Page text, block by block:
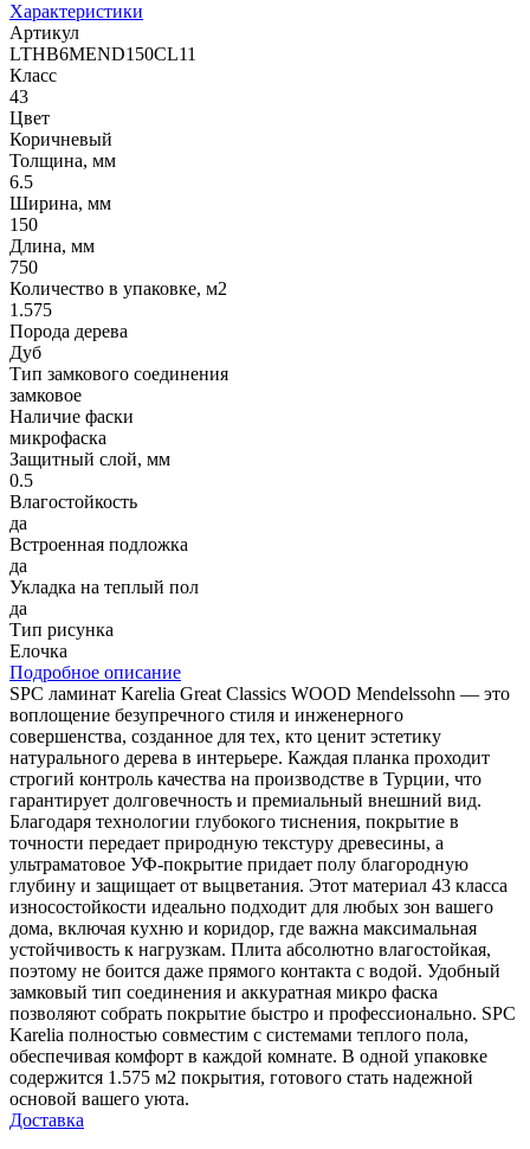
Характеристики
Артикул
LTHB6MEND150CL11
Класс
43
Цвет
Коричневый
Толщина, мм
6.5
Ширина, мм
150
Длина, мм
750
Количество в упаковке, м2
1.575
Порода дерева
Дуб
Тип замкового соединения
замковое
Наличие фаски
микрофаска
Защитный слой, мм
0.5
Влагостойкость
да
Встроенная подложка
да
Укладка на теплый пол
да
Тип рисунка
Елочка
Подробное описание
SPC ламинат Karelia Great Classics WOOD Mendelssohn — это
воплощение безупречного стиля и инженерного
совершенства, созданное для тех, кто ценит эстетику
натурального дерева в интерьере. Каждая планка проходит
строгий контроль качества на производстве в Турции, что
гарантирует долговечность и премиальный внешний вид.
Благодаря технологии глубокого тиснения, покрытие в
точности передает природную текстуру древесины, а
ультраматовое УФ-покрытие придает полу благородную
глубину и защищает от выцветания. Этот материал 43 класса
износостойкости идеально подходит для любых зон вашего
дома, включая кухню и коридор, где важна максимальная
устойчивость к нагрузкам. Плита абсолютно влагостойкая,
поэтому не боится даже прямого контакта с водой. Удобный
замковый тип соединения и аккуратная микро фаска
позволяют собрать покрытие быстро и профессионально. SPC
Karelia полностью совместим с системами теплого пола,
обеспечивая комфорт в каждой комнате. В одной упаковке
содержится 1.575 м2 покрытия, готового стать надежной
основой вашего уюта.
Доставка